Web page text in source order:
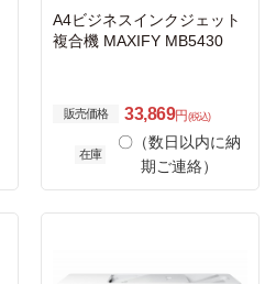
A4ビジネスインクジェット
複合機 MAXIFY MB5430
販売価格 33,869円 (税込)
在庫
〇（数日以内に納
期ご連絡）